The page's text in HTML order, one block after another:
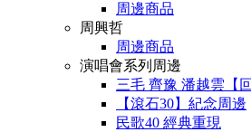
周邊商品
周興哲
周邊商品
演唱會系列周邊
三毛 齊豫 潘越雲【
【滾石30】紀念周邊
民歌40 經典重現